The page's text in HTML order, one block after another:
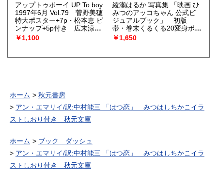
アップトゥボーイ UP To boy
1997年6月 Vol.79 菅野美穂
特大ポスター+7p・松本恵 ピ
ンナップ+5p付き 広末涼子
制服7p・奥菜恵 大特集・青
木祐子・深田恭子・矢部美
好未 ビキニ・遠藤久美子 ビ
￥1,100
綾瀬はるか 写真集 「映画 ひ
みつのアッコちゃん 公式ビ
ジュアルブック」 初版
帯・巻末くるくる20変身ポス
トカード付き
￥1,650
ホーム
秋元書房
アン・エマリイ/訳:中村能三 「はつ恋」 みつはしちかこイラ
ストしおり付き 秋元文庫
ホーム
ブック ダッシュ
アン・エマリイ/訳:中村能三 「はつ恋」 みつはしちかこイラ
ストしおり付き 秋元文庫